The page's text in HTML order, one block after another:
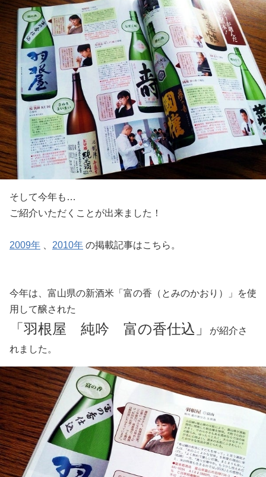
そして今年も…
ご紹介いただくことが出来ました！
2009年 、 2010年 の掲載記事はこちら。
今年は、富山県の新酒米「富の香（とみのかおり）」を使
用して醸された
「羽根屋 純吟 富の香仕込」
が紹介さ
れました。